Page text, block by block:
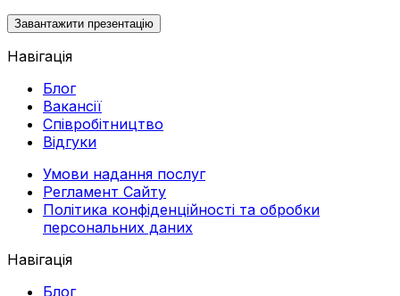
Завантажити презентацію
Навігація
Блог
Вакансії
Співробітництво
Відгуки
Умови надання послуг
Регламент Сайту
Політика конфіденційності та обробки
персональних даних
Навігація
Блог